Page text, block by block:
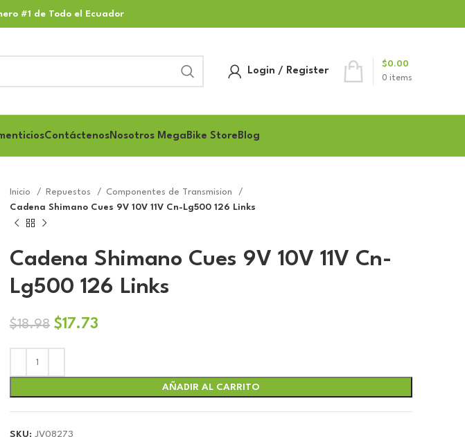
#1 de Todo el Ecuador
Login / Register
0 items
$0.00
ContáctenosNosotros MegaBike Store Blog
Inicio Repuestos
Componentes de Transmision
Cadena Shimano Cues 9V 10V 11V Cn-Lg500 126 Links
Cadena Shimano Cues 9V 10V 11V Cn-
Lg500 126 Links
$18.98 El
era:
$18.98.
$17.73
es:
$17.73.
AÑADIR AL CARRITO
SKU: JV08273